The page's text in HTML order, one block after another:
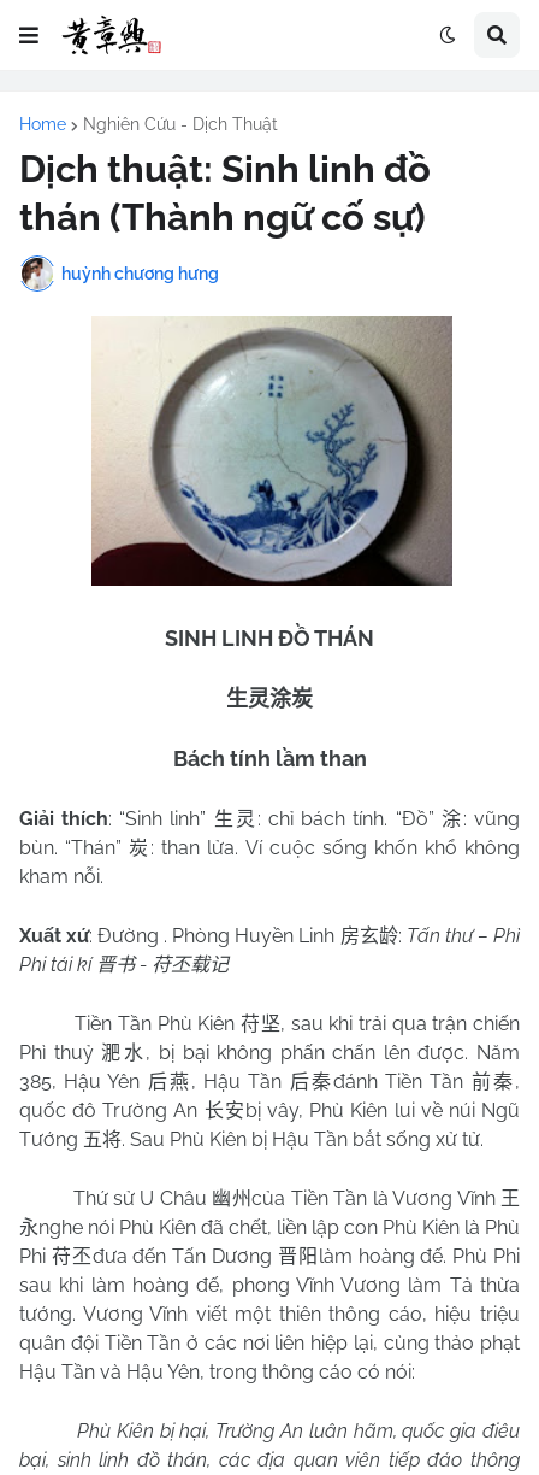
Home Nghiên Cứu - Dịch Thuật
Dịch thuật: Sinh linh đồ
thán (Thành ngữ cố sự)
huỳnh chương hưng
SINH LINH ĐỒ THÁN
生灵涂炭
Bách tính lầm than
Giải thích: “Sinh linh” 生灵 : chỉ bách tính. “Đồ” 涂: vũng
bùn. “Thán” 炭 : than lửa. Ví cuộc sống khốn khổ không
kham nỗi.
Xuất xứ:Đường . Phòng Huyền Linh 房玄龄: Tấn thư – Phì
Phi tái kí 晋书- 苻丕载记
Tiền Tần Phù Kiên 苻坚, sau khi trải qua trận chiến
Phì thuỷ 淝水 , bị bại không phấn chấn lên được. Năm
385, Hậu Yên 后燕, Hậu Tần 后秦đánh Tiền Tần 前秦,
quốc đô Trường An 长安bị vây, Phù Kiên lui về núi Ngũ
Tướng 五将. Sau Phù Kiên bị Hậu Tần bắt sống xử tử.
Thứ sử U Châu 幽州của Tiền Tần là Vương Vĩnh 王
永nghe nói Phù Kiên đã chết, liền lập con Phù Kiên là Phù
Phi 苻丕đưa đến Tấn Dương 晋阳 làm hoàng đế. Phù Phi
sau khi làm hoàng đế, phong Vĩnh Vương làm Tả thừa
tướng. Vương Vĩnh viết một thiên thông cáo, hiệu triệu
quân đội Tiền Tần ở các nơi liên hiệp lại, cùng thảo phạt
Hậu Tần và Hậu Yên, trong thông cáo có nói:
Phù Kiên bị hại, Trường An luân hãm, quốc gia điêu
bại, sinh linh đồ thán, các địa quan viên tiếp đáo thông